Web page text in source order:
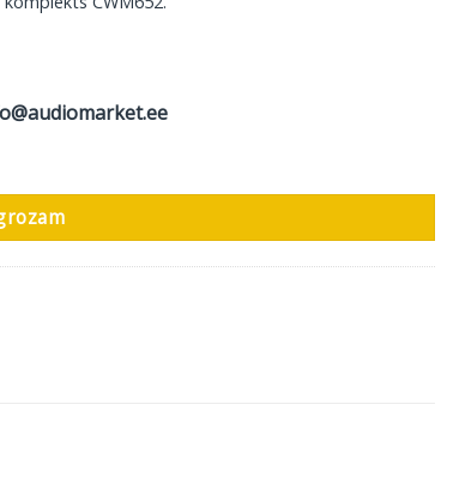
daudzums